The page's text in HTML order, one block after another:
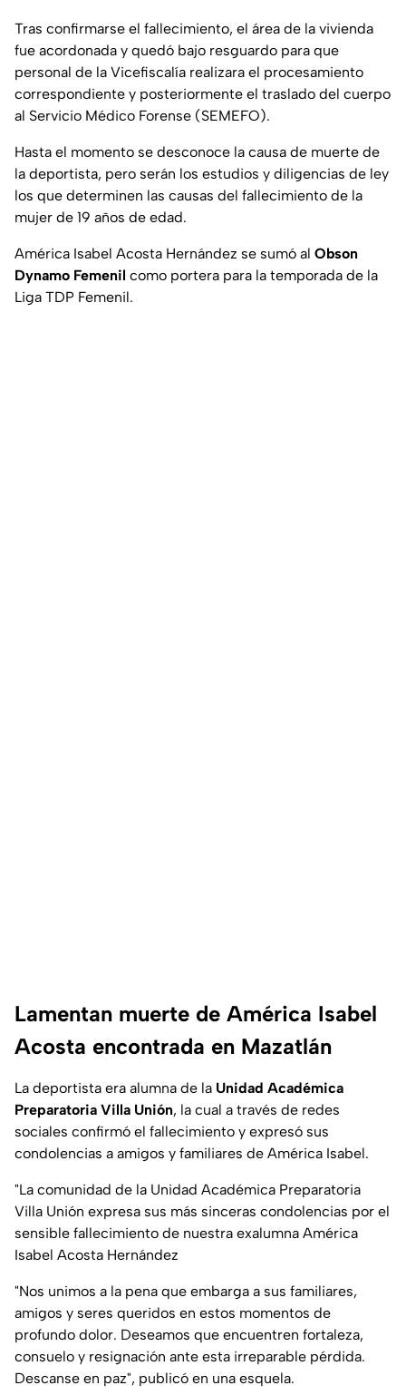
Tras confirmarse el fallecimiento, el área de la vivienda
fue acordonada y quedó bajo resguardo para que
personal de la Vicefiscalía realizara el procesamiento
correspondiente y posteriormente el traslado del cuerpo
al Servicio Médico Forense (SEMEFO).
Hasta el momento se desconoce la causa de muerte de
la deportista, pero serán los estudios y diligencias de ley
los que determinen las causas del fallecimiento de la
mujer de 19 años de edad.
América Isabel Acosta Hernández se sumó al Obson
Dynamo Femenil como portera para la temporada de la
Liga TDP Femenil.
Lamentan muerte de América Isabel
Acosta encontrada en Mazatlán
La deportista era alumna de la Unidad Académica
Preparatoria Villa Unión, la cual a través de redes
sociales confirmó el fallecimiento y expresó sus
condolencias a amigos y familiares de América Isabel.
"La comunidad de la Unidad Académica Preparatoria
Villa Unión expresa sus más sinceras condolencias por el
sensible fallecimiento de nuestra exalumna América
Isabel Acosta Hernández
"Nos unimos a la pena que embarga a sus familiares,
amigos y seres queridos en estos momentos de
profundo dolor. Deseamos que encuentren fortaleza,
consuelo y resignación ante esta irreparable pérdida.
Descanse en paz", publicó en una esquela.